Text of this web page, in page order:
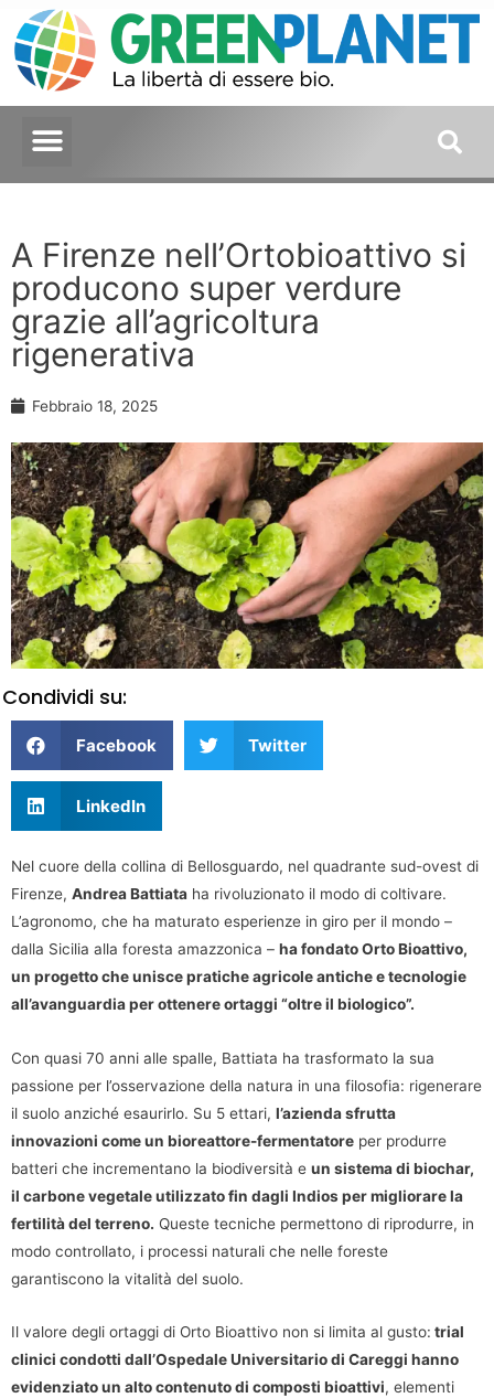
A Firenze nell’Ortobioattivo si
producono super verdure
grazie all’agricoltura
rigenerativa
Febbraio 18, 2025
Condividi su:
Facebook Twitter
LinkedIn
Nel cuore della collina di Bellosguardo, nel quadrante sud-ovest di
Firenze, Andrea Battiata ha rivoluzionato il modo di coltivare.
L’agronomo, che ha maturato esperienze in giro per il mondo –
dalla Sicilia alla foresta amazzonica – ha fondato Orto Bioattivo,
un progetto che unisce pratiche agricole antiche e tecnologie
all’avanguardia per ottenere ortaggi “oltre il biologico”.
Con quasi 70 anni alle spalle, Battiata ha trasformato la sua
passione per l’osservazione della natura in una filosofia: rigenerare
il suolo anziché esaurirlo. Su 5 ettari, l’azienda sfrutta
innovazioni come un bioreattore-fermentatore per produrre
batteri che incrementano la biodiversità e un sistema di biochar,
il carbone vegetale utilizzato fin dagli Indios per migliorare la
fertilità del terreno. Queste tecniche permettono di riprodurre, in
modo controllato, i processi naturali che nelle foreste
garantiscono la vitalità del suolo.
Il valore degli ortaggi di Orto Bioattivo non si limita al gusto: trial
clinici condotti dall’Ospedale Universitario di Careggi hanno
evidenziato un alto contenuto di composti bioattivi, elementi